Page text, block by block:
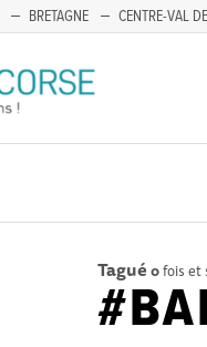
BRETAGNE CENTRE-VAL
Tagué 0fois et